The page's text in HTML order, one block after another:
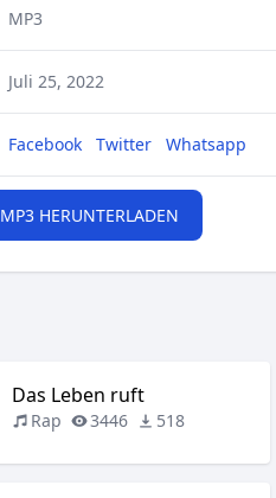
MP3
Juli 25, 2022
Facebook Twitter Whatsapp
MP3 HERUNTERLADEN
Das Leben ruft
Rap 3446 518